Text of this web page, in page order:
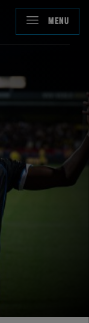
MENU